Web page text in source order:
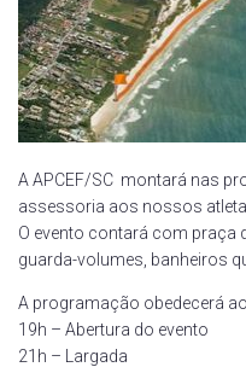
A APCEF/SC montará nas
assessoria aos nossos
O evento contará com praça
guarda-volumes, banheiros
A programação obedecerá
19h – Abertura do evento
21h – Largada